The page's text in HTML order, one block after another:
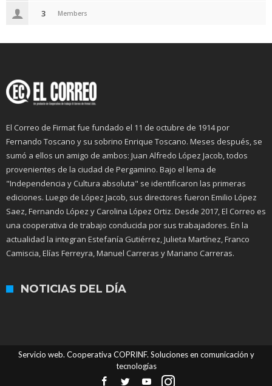
3 Members
El Correo de Firmat fue fundado el 11 de octubre de 1914 por
Fernando Toscano y su sobrino Enrique Toscano. Meses después, se
sumó a ellos un amigo de ambos: Juan Alfredo López Jacob, todos
provenientes de la ciudad de Pergamino. Bajo el lema de
"Independencia y Cultura absoluta" se identificaron las primeras
ediciones. Luego de López Jacob, sus directores fueron Emilio López
Saez, Fernando López y Carolina López Ortiz. Desde 2017, El Correo es
una cooperativa de trabajo conducida por sus trabajadores. En la
actualidad la integran Estefanía Gutiérrez, Julieta Martínez, Franco
Camiscia, Elías Ferreyra, Manuel Carreras y Mariano Carreras.
NOTICIAS DEL DÍA
Servicio web. Cooperativa COPRINF. Soluciones en comunicación y
tecnologías